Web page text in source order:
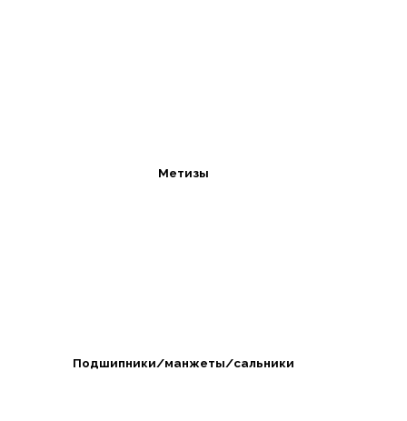
Метизы
Подшипники/манжеты/сальники